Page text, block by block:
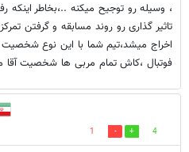
، وسیله رو توجیح میکنه ..،بخاطر اینکه
تاثیر گذاری رو روند مسابقه و گرفتن
اخراج میشد،تیم شما با این نوع
فوتبال ،کاش تمام مربی ها شخصیت آقا
4
1